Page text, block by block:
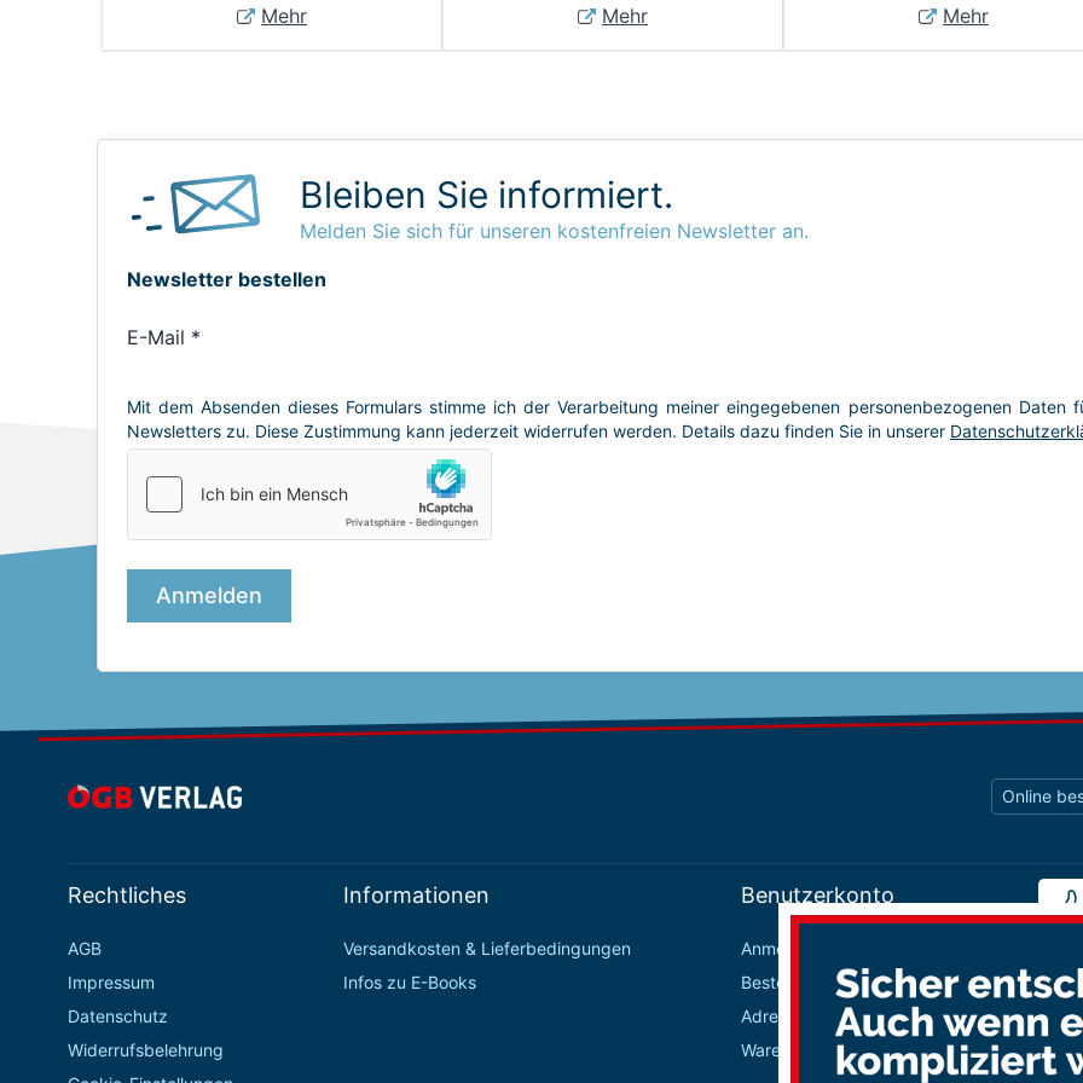
Mehr Mehr Mehr
Bleiben Sie informiert.
Melden Sie sich für unseren kostenfreien Newsletter an.
Online
Rechtliches
AGB
Impressum
Datenschutz
Widerrufsbelehrung
Informationen
Versandkosten & Lieferbedingungen
Infos zu E-Books
Benutzerkonto
Anmelden / Registrieren
Bestellungen
Adressbuch
Warenkorb